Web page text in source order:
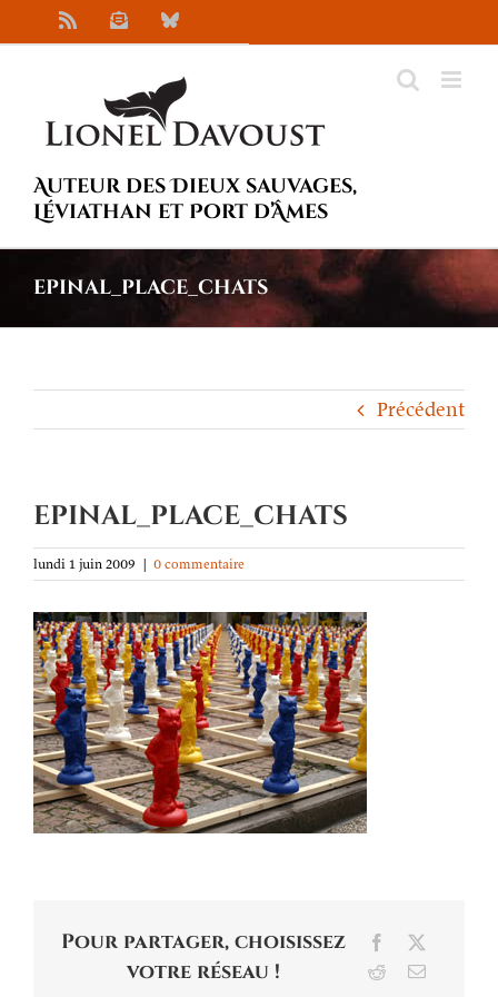
au
NewsletterBluesky
Auteur des Dieux sauvages,
Léviathan et Port d’Âmes
epinal_place_chats
Précédent
epinal_place_chats
lundi 1 juin 2009 | 0 commentaire
Pour partager, choisissez
votre réseau !
Facebook
RedditEmail